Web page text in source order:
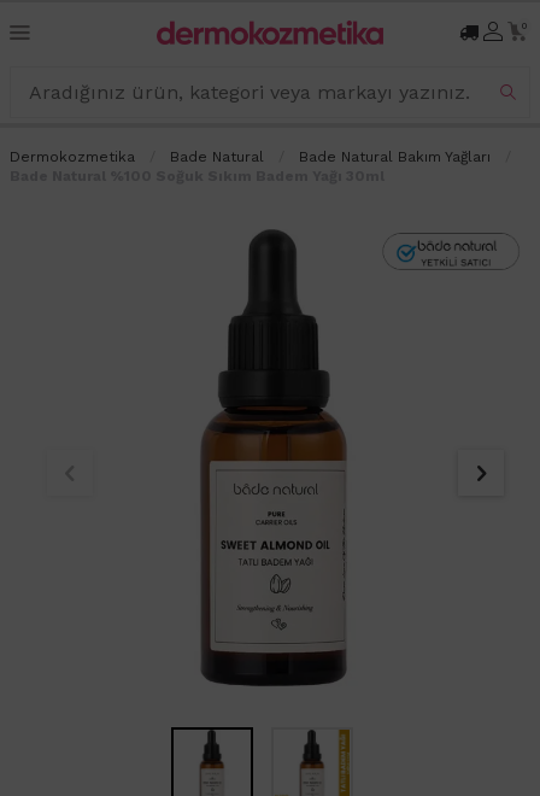
0
Dermokozmetika Bade Natural
Bade Natural Bakım Yağları